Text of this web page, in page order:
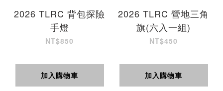
2026 TLRC 背包探險
手燈
NT$850
加入購物車
2026 TLRC 營地三角
旗(六入一組)
NT$450
加入購物車